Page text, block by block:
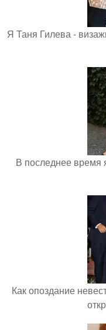
Я Таня Гилева -
В последнее время
Как опоздание